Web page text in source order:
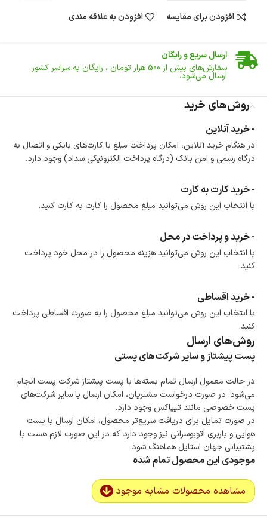
افزودن برای مقایسه افزودن به علاقه مندی
ضمانت اصالت کالا
ارسال سریع و رایگان
سفارش‌های بیش از 500 هزار تومان ، رایگان به سراسر کشور
ارسال می‌شود.
تا 14 روز پس از تحویل کالا می‌توانید آن را برگشت دهید.
امکان پرداخت در محل
در هنگام خرید محصول، امکان انتخاب پرداخت در محل
وجود دارد.
امکان پرداخت اقساطی
است.
ضمانت اصالت کالا
گارانتی معتبر برای تمامی محصولات ارائه می‌شود.
روش‌های خرید
- خرید آنلاین
در هنگام خرید آنلاین، امکان پرداخت مبلغ با کارت‌های بانکی و اتصال به
درگاه رسمی و امن بانک (درگاه پرداخت الکترونیکی سداد) وجود دارد.
- خرید کارت به کارت
با انتخاب این روش می‌توانید مبلغ محصول را کارت به کارت کنید.
- خرید و پرداخت در محل
با انتخاب این روش می‌توانید هزینه محصول را در محل خود پرداخت
کنید.
- خرید اقساطی
با انتخاب این روش می‌توانید مبلغ محصول را به صورت اقساطی پرداخت
کنید.
روش‌های ارسال
پست پیشتاز و سایر شرکت‌های پستی
در حالت معمول ارسال تمام بسته‌ها با پست پیشتاز شرکت پست انجام
می‌شود. در صورت درخواست مشتریان، امکان ارسال با سایر شرکت‌های
پست خصوصی مانند تیپاکس وجود دارد.
در صورت تمایل برای دریافت سریع‌تر محصول، امکان ارسال با پست
هوایی و باربری اتوبوسرانی نیز وجود دارد که در این صورت لازم هست با
پشتیبانی جهان استایل هماهنگ شود.
موجودی این محصول تمام شده
مشاهده محصولات مشابه موجود